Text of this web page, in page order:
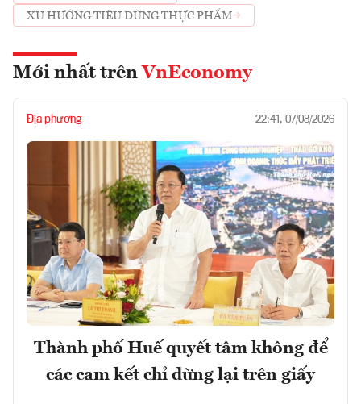
XU HƯỚNG TIÊU DÙNG THỰC PHẨM
Mới nhất trên VnEconomy
Địa phương 22:41, 07/08/2026
Thành phố Huế quyết tâm không để
các cam kết chỉ dừng lại trên giấy